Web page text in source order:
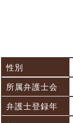
性別
所属弁護士会
弁護士登録年